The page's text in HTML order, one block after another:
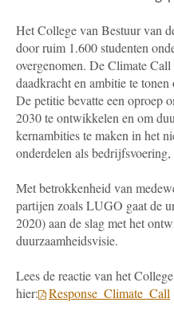
Het College van Bestuur van
door ruim 1.600 studenten
overgenomen. De Climate
daadkracht en ambitie te
De petitie bevatte een oproep
2030 te ontwikkelen en om
kernambities te maken in het
onderdelen als
Met betrokkenheid van
partijen zoals LUGO gaat de
2020) aan de slag met het
duurzaamheidsvisie.
Lees de reactie van het
hier:
Response_Climate_Call